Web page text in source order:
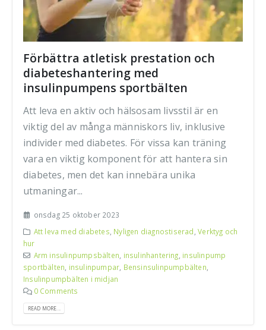
Förbättra atletisk prestation och
diabeteshantering med
insulinpumpens sportbälten
Att leva en aktiv och hälsosam livsstil är en
viktig del av många människors liv, inklusive
individer med diabetes. För vissa kan träning
vara en viktig komponent för att hantera sin
diabetes, men det kan innebära unika
utmaningar...
onsdag 25 oktober 2023
Att leva med diabetes Nyligen diagnostiserad ,Verktyg och
hur
Arm insulinpumpsbälten insulinhantering insulinpump
sportbälten insulinpumpar Bensinsulinpumpbälten
Insulinpumpbälten i midjan
0 Comments
READ MORE...